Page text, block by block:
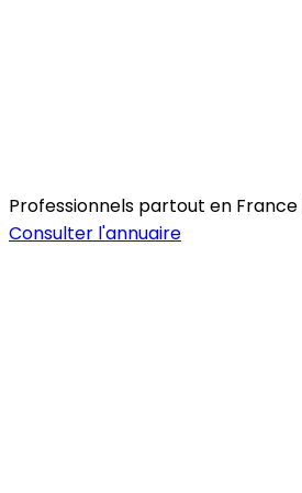
Professionnels partout en France
Consulter l'annuaire